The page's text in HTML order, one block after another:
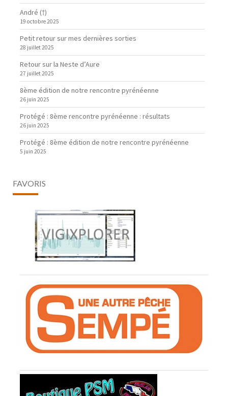
André (†)
19 octobre 2025
Petit retour sur mes dernières sorties
28 juillet 2025
Retour sur la Neste d’Aure
27 juillet 2025
8ème édition de notre rencontre pyrénéenne
26 juin 2025
Protégé : 8ème rencontre pyrénéenne : résultats
26 juin 2025
Protégé : 8ème édition de notre rencontre pyrénéenne
5 juin 2025
FAVORIS